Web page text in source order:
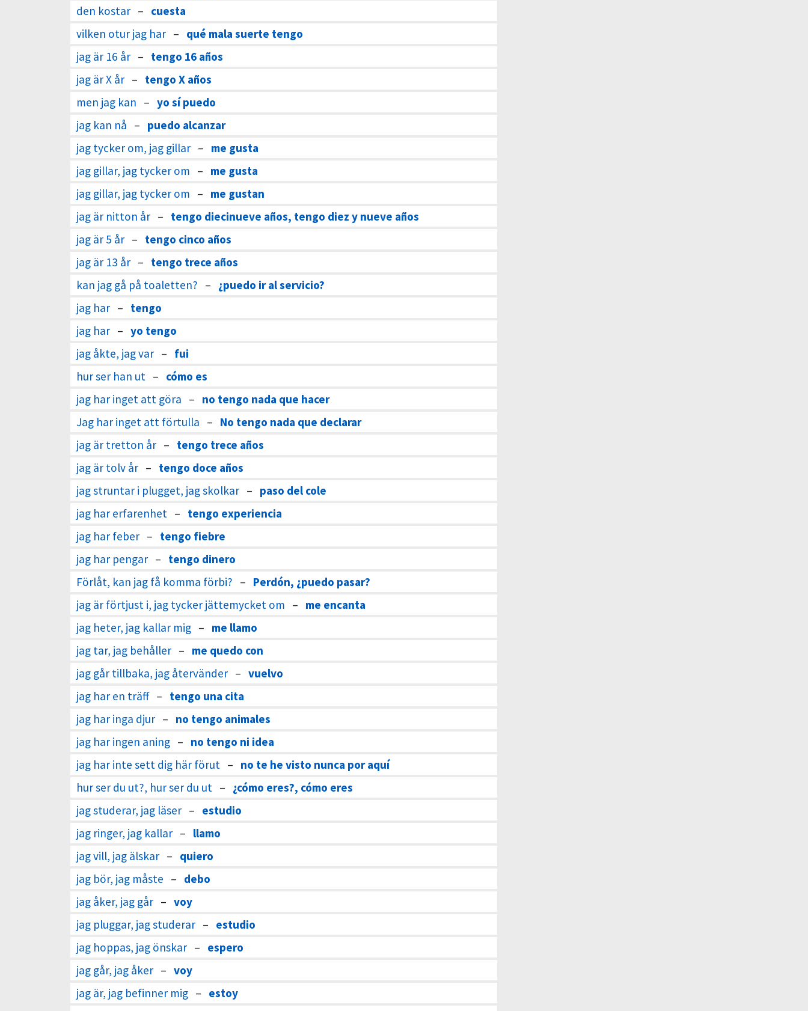
den kostar – cuesta
vilken otur jag har – qué mala suerte tengo
jag är 16 år – tengo 16 años
jag är X år – tengo X años
men jag kan – yo sí puedo
jag kan nå – puedo alcanzar
jag tycker om, jag gillar – me gusta
jag gillar, jag tycker om – me gusta
jag gillar, jag tycker om – me gustan
jag är nitton år – tengo diecinueve años, tengo diez y nueve años
jag är 5 år – tengo cinco años
jag är 13 år – tengo trece años
kan jag gå på toaletten? – ¿puedo ir al servicio?
jag har – tengo
jag har – yo tengo
jag åkte, jag var – fui
hur ser han ut – cómo es
jag har inget att göra – no tengo nada que hacer
Jag har inget att förtulla – No tengo nada que declarar
jag är tretton år – tengo trece años
jag är tolv år – tengo doce años
jag struntar i plugget, jag skolkar – paso del cole
jag har erfarenhet – tengo experiencia
jag har feber – tengo fiebre
jag har pengar – tengo dinero
Förlåt, kan jag få komma förbi? – Perdón, ¿puedo pasar?
jag är förtjust i, jag tycker jättemycket om – me encanta
jag heter, jag kallar mig – me llamo
jag tar, jag behåller – me quedo con
jag går tillbaka, jag återvänder – vuelvo
jag har en träff – tengo una cita
jag har inga djur – no tengo animales
jag har ingen aning – no tengo ni idea
jag har inte sett dig här förut – no te he visto nunca por aquí
hur ser du ut?, hur ser du ut – ¿cómo eres?, cómo eres
jag studerar, jag läser – estudio
jag ringer, jag kallar – llamo
jag vill, jag älskar – quiero
jag bör, jag måste – debo
jag åker, jag går – voy
jag pluggar, jag studerar – estudio
jag hoppas, jag önskar – espero
jag går, jag åker – voy
jag är, jag befinner mig – estoy